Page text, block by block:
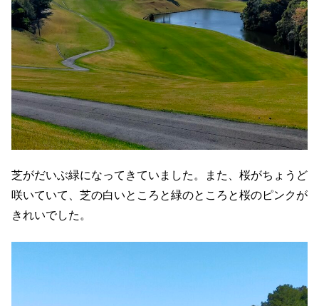
芝がだいぶ緑になってきていました。また、桜がちょうど
咲いていて、芝の白いところと緑のところと桜のピンクが
きれいでした。